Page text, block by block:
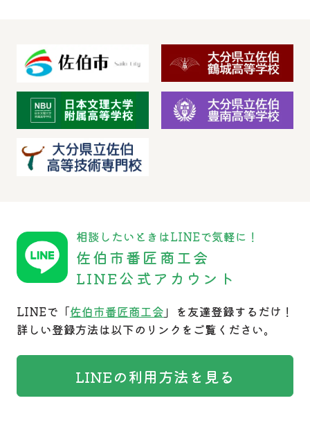
相談したいときはLINEで気軽に！
佐伯市番匠商工会
LINE公式アカウント
LINEで「佐伯市番匠商工会 」を友達登録するだけ！
詳しい登録方法は以下のリンクをご覧ください。
LINEの利用方法を見る